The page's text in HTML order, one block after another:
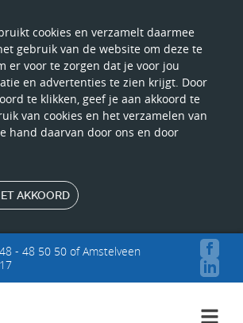
cookies en verzamelt daarmee
gebruik van de website om deze te
er voor te zorgen dat je voor jou
en advertenties te zien krijgt. Door
te klikken, geef je aan akkoord te
van cookies en het verzamelen van
hand daarvan door ons en door
AKKOORD
- 48 50 50 of Amstelveen